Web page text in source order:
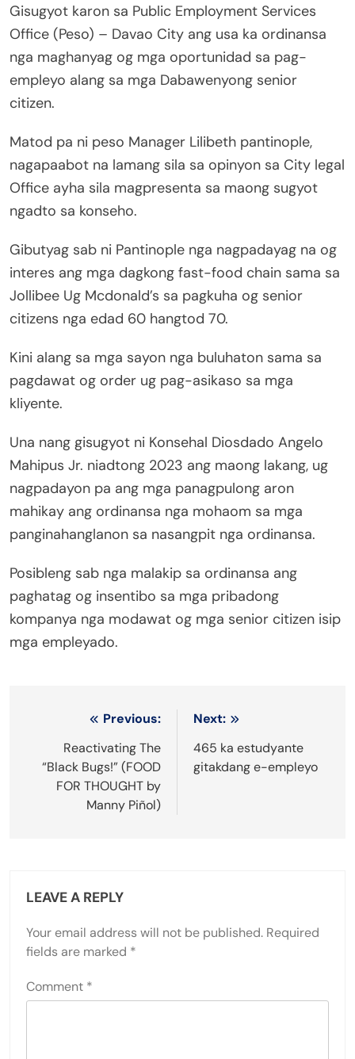
Gisugyot karon sa Public Employment Services
Office (Peso) – Davao City ang usa ka ordinansa
nga maghanyag og mga oportunidad sa pag-
empleyo alang sa mga Dabawenyong senior
citizen.
Matod pa ni peso Manager Lilibeth pantinople,
nagapaabot na lamang sila sa opinyon sa City legal
Office ayha sila magpresenta sa maong sugyot
ngadto sa konseho.
Gibutyag sab ni Pantinople nga nagpadayag na og
interes ang mga dagkong fast-food chain sama sa
Jollibee Ug Mcdonald’s sa pagkuha og senior
citizens nga edad 60 hangtod 70.
Kini alang sa mga sayon nga buluhaton sama sa
pagdawat og order ug pag-asikaso sa mga
kliyente.
Una nang gisugyot ni Konsehal Diosdado Angelo
Mahipus Jr. niadtong 2023 ang maong lakang, ug
nagpadayon pa ang mga panagpulong aron
mahikay ang ordinansa nga mohaom sa mga
panginahanglanon sa nasangpit nga ordinansa.
Posibleng sab nga malakip sa ordinansa ang
paghatag og insentibo sa mga pribadong
kompanya nga modawat og mga senior citizen isip
mga empleyado.
navigation
Previous:
Reactivating The
“Black Bugs!” (FOOD
FOR THOUGHT by
Manny Piñol)
Next:
465 ka estudyante
gitakdang e-empleyo
LEAVE A REPLY
Your email address will not be published. Required
fields are marked *
Comment *